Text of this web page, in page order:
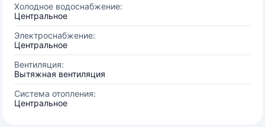
Холодное водоснабжение:
Центральное
Электроснабжение:
Центральное
Вентиляция:
Вытяжная вентиляция
Система отопления:
Центральное